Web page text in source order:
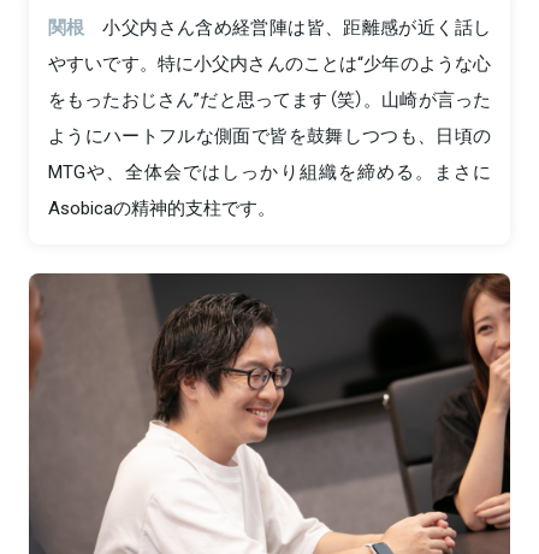
関根
小父内さん含め経営陣は皆、距離感が近く話し
やすいです。特に小父内さんのことは“少年のような心
をもったおじさん”だと思ってます（笑）。山崎が言った
ようにハートフルな側面で皆を鼓舞しつつも、日頃の
MTGや、全体会ではしっかり組織を締める。まさに
Asobicaの精神的支柱です。